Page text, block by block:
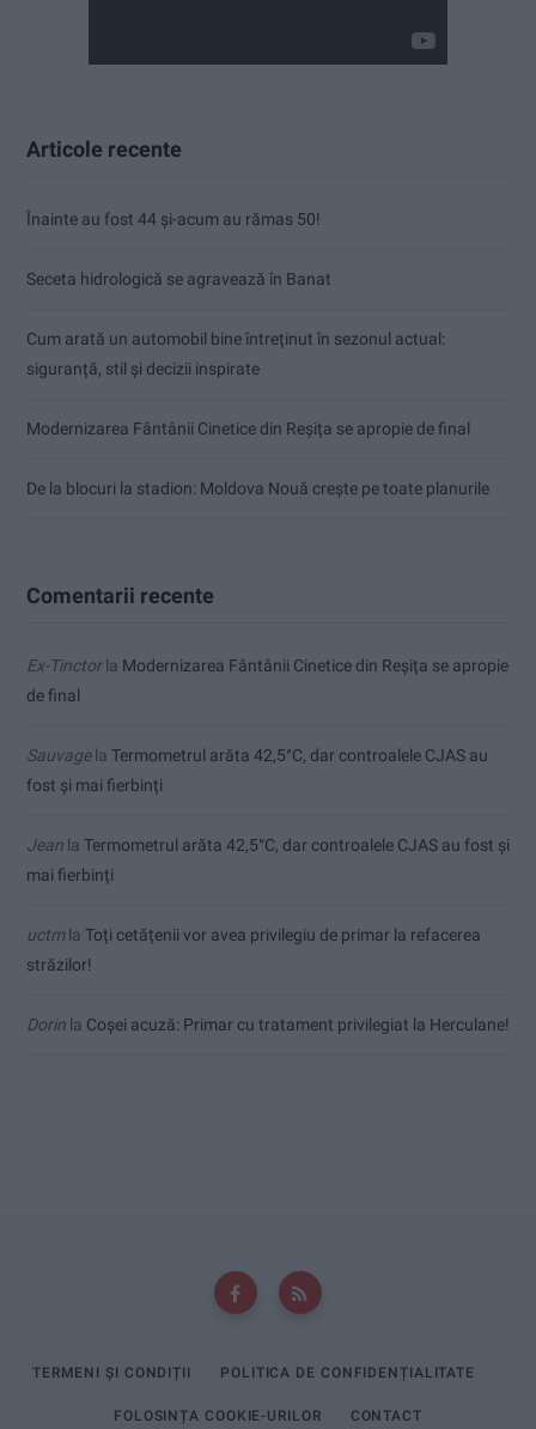
Articole recente
Înainte au fost 44 și-acum au rămas 50!
Seceta hidrologică se agravează în Banat
Cum arată un automobil bine întreținut în sezonul actual:
siguranță, stil și decizii inspirate
Modernizarea Fântânii Cinetice din Reșița se apropie de final
De la blocuri la stadion: Moldova Nouă crește pe toate planurile
Comentarii recente
Ex-Tinctorla Modernizarea Fântânii Cinetice din Reșița se apropie
de final
Sauvagela Termometrul arăta 42,5°C, dar controalele CJAS au
fost și mai fierbinți
Jean la Termometrul arăta 42,5°C, dar controalele CJAS au fost și
mai fierbinți
uctmla Toți cetățenii vor avea privilegiu de primar la refacerea
străzilor!
Dorin la Coșei acuză: Primar cu tratament privilegiat la Herculane!
TERMENI ȘI CONDIȚII POLITICA DE CONFIDENȚIALITATE
FOLOSINȚA COOKIE-URILOR CONTACT